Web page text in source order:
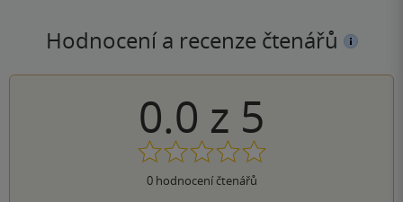
Hodnocení a recenze čtenářů
0.0 z 5
0hodnocení čtenářů